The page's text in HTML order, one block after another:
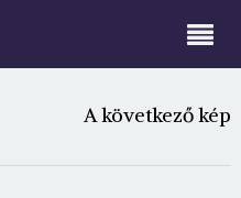
A következő kép